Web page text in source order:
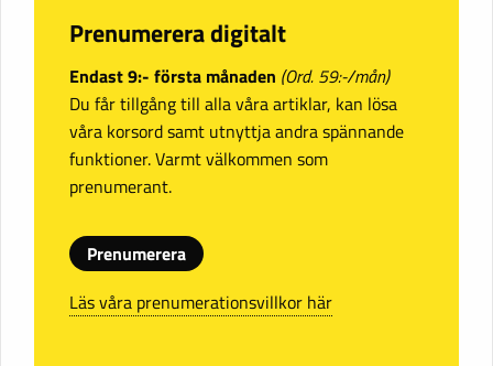
Prenumerera digitalt
Endast 9:- första månaden (Ord. 59:-/mån)
Du får tillgång till alla våra artiklar, kan lösa
våra korsord samt utnyttja andra spännande
funktioner. Varmt välkommen som
prenumerant.
Prenumerera
Läs våra prenumerationsvillkor här